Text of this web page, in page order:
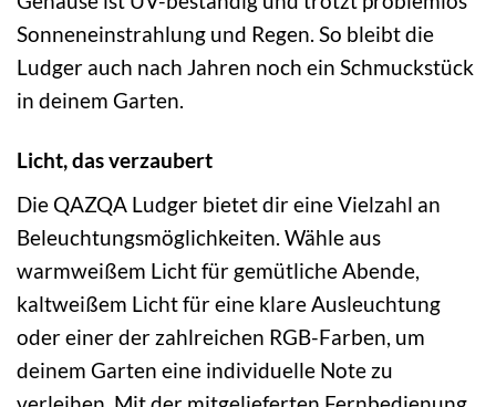
Sonneneinstrahlung und Regen. So bleibt die
Ludger auch nach Jahren noch ein Schmuckstück
in deinem Garten.
Licht, das verzaubert
Die QAZQA Ludger bietet dir eine Vielzahl an
Beleuchtungsmöglichkeiten. Wähle aus
warmweißem Licht für gemütliche Abende,
kaltweißem Licht für eine klare Ausleuchtung
oder einer der zahlreichen RGB-Farben, um
deinem Garten eine individuelle Note zu